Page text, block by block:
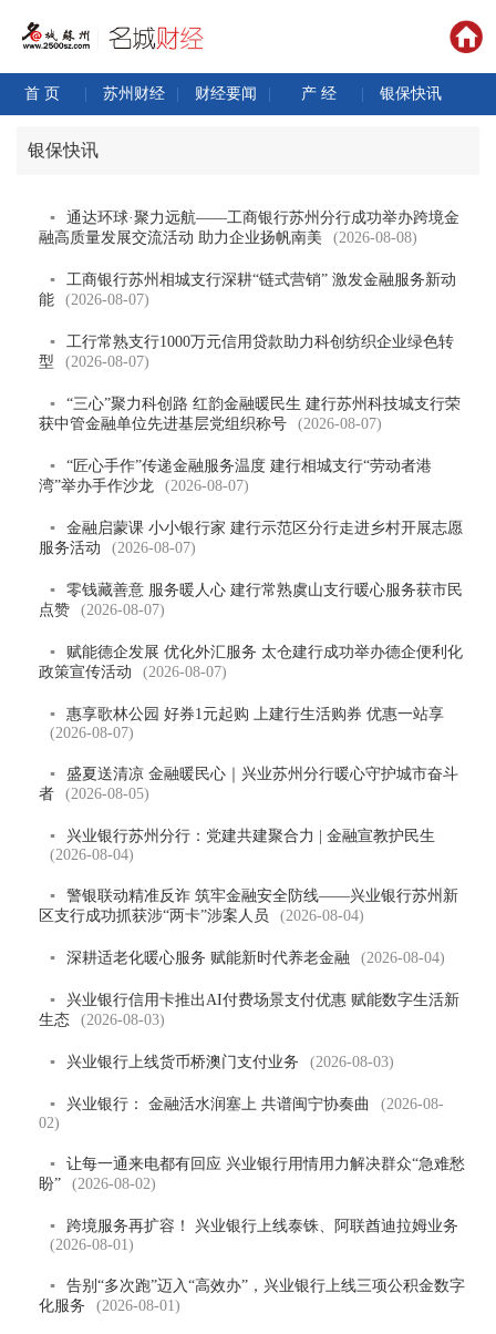
首 页 | 苏州财经 | 财经要闻 | 产 经 | 银保快讯
银保快讯
▪
通达环球·聚力远航——工商银行苏州分行成功举办跨境金
融高质量发展交流活动 助力企业扬帆南美
(2026-08-08)
▪
工商银行苏州相城支行深耕“链式营销” 激发金融服务新动
能
(2026-08-07)
▪
工行常熟支行1000万元信用贷款助力科创纺织企业绿色转
型
(2026-08-07)
▪
“三心”聚力科创路 红韵金融暖民生 建行苏州科技城支行荣
获中管金融单位先进基层党组织称号
(2026-08-07)
▪
“匠心手作”传递金融服务温度 建行相城支行“劳动者港
湾”举办手作沙龙
(2026-08-07)
▪
金融启蒙课 小小银行家 建行示范区分行走进乡村开展志愿
服务活动
(2026-08-07)
▪
零钱藏善意 服务暖人心 建行常熟虞山支行暖心服务获市民
点赞
(2026-08-07)
▪
赋能德企发展 优化外汇服务 太仓建行成功举办德企便利化
政策宣传活动
(2026-08-07)
▪
惠享歌林公园 好券1元起购 上建行生活购券 优惠一站享
(2026-08-07)
▪
盛夏送清凉 金融暖民心｜兴业苏州分行暖心守护城市奋斗
者
(2026-08-05)
▪
兴业银行苏州分行：党建共建聚合力 | 金融宣教护民生
(2026-08-04)
▪
警银联动精准反诈 筑牢金融安全防线——兴业银行苏州新
区支行成功抓获涉“两卡”涉案人员
(2026-08-04)
▪ 深耕适老化暖心服务 赋能新时代养老金融 (2026-08-04)
▪
兴业银行信用卡推出AI付费场景支付优惠 赋能数字生活新
生态
(2026-08-03)
▪ 兴业银行上线货币桥澳门支付业务 (2026-08-03)
▪ 兴业银行： 金融活水润塞上 共谱闽宁协奏曲
(2026-08-
02)
▪
让每一通来电都有回应 兴业银行用情用力解决群众“急难愁
盼”
(2026-08-02)
▪
跨境服务再扩容！ 兴业银行上线泰铢、阿联酋迪拉姆业务
(2026-08-01)
▪
告别“多次跑”迈入“高效办”，兴业银行上线三项公积金数字
化服务
(2026-08-01)